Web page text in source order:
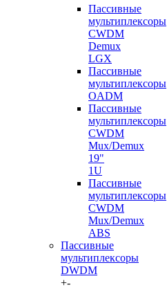
Пассивные
мультиплексоры
CWDM
Demux
LGX
Пассивные
мультиплексоры
OADM
Пассивные
мультиплексоры
CWDM
Mux/Demux
19"
1U
Пассивные
мультиплексоры
CWDM
Mux/Demux
ABS
Пассивные
мультиплексоры
DWDM
+-